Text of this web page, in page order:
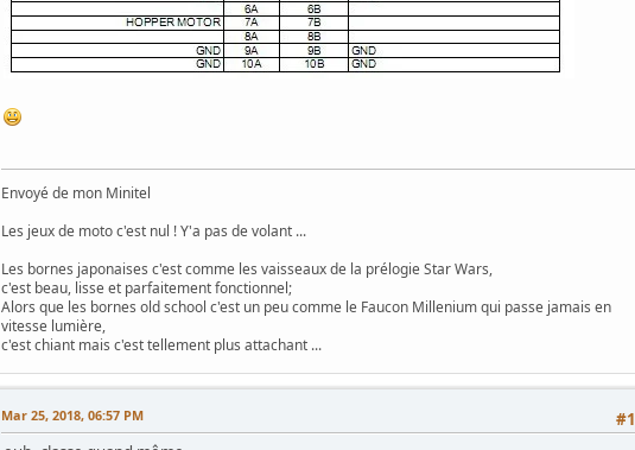
Envoyé de mon Minitel
Les jeux de moto c'est nul ! Y'a pas de volant ...
Les bornes japonaises c'est comme les vaisseaux de la prélogie Star Wars,
c'est beau, lisse et parfaitement fonctionnel;
Alors que les bornes old school c'est un peu comme le Faucon Millenium qui passe jamais en
vitesse lumière,
c'est chiant mais c'est tellement plus attachant ...
#1
Mar 25, 2018, 06:57 PM